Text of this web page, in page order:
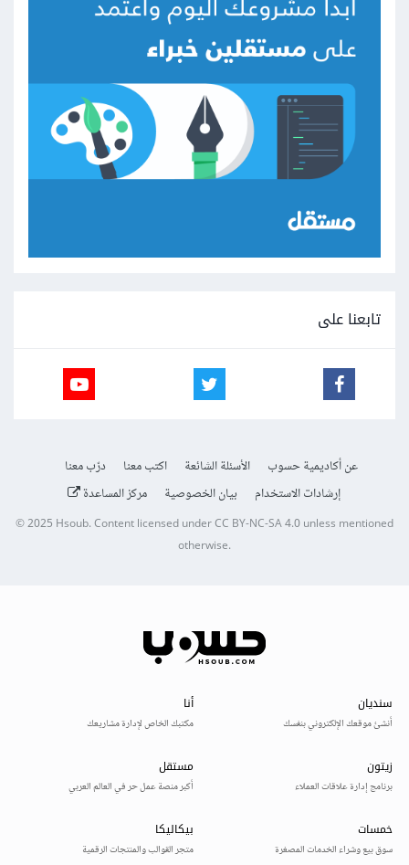
تابعنا على
عن أكاديمية حسوب الأسئلة الشائعة اكتب معنا
درّب معنا
إرشادات الاستخدام
بيان الخصوصية مركز المساعدة
© 2025Hsoub.Content licensed underCC BY-NC-SA 4.0unless mentioned
otherwise.